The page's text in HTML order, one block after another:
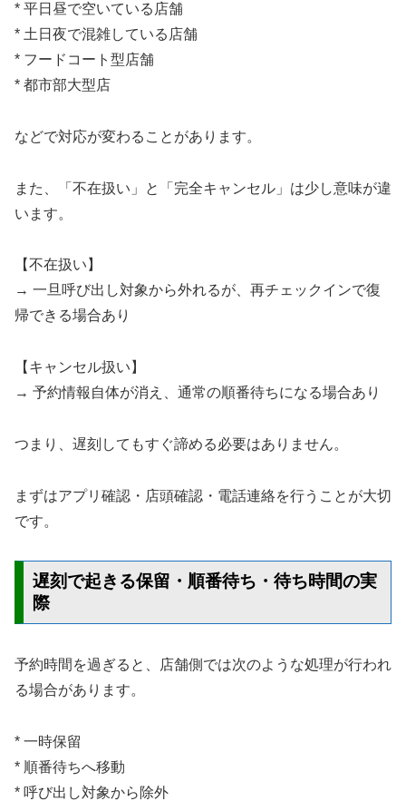
* 平日昼で空いている店舗
* 土日夜で混雑している店舗
* フードコート型店舗
* 都市部大型店
などで対応が変わることがあります。
また、「不在扱い」と「完全キャンセル」は少し意味が違
います。
【不在扱い】
→ 一旦呼び出し対象から外れるが、再チェックインで復
帰できる場合あり
【キャンセル扱い】
→ 予約情報自体が消え、通常の順番待ちになる場合あり
つまり、遅刻してもすぐ諦める必要はありません。
まずはアプリ確認・店頭確認・電話連絡を行うことが大切
です。
遅刻で起きる保留・順番待ち・待ち時間の実
際
予約時間を過ぎると、店舗側では次のような処理が行われ
る場合があります。
* 一時保留
* 順番待ちへ移動
* 呼び出し対象から除外